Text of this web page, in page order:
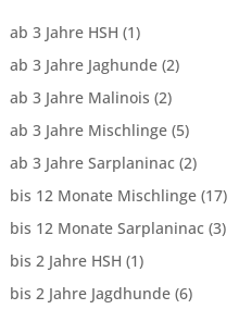
ab 3 Jahre HSH (1)
ab 3 Jahre Jaghunde(2)
ab 3 Jahre Malinois (2)
ab 3 Jahre Mischlinge(5)
ab 3 Jahre Sarplaninac(2)
bis 12 Monate Mischlinge(17)
bis 12 Monate Sarplaninac(3)
bis 2 Jahre HSH (1)
bis 2 Jahre Jagdhunde(6)